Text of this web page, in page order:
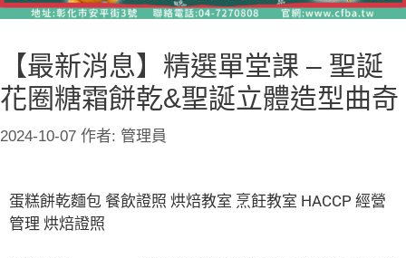
【最新消息】精選單堂課 – 聖誕
花圈糖霜餅乾&聖誕立體造型曲奇
2024-10-07 作者: 管理員
蛋糕餅乾麵包 餐飲證照 烘焙教室 烹飪教室 HACCP 經營
管理 烘焙證照